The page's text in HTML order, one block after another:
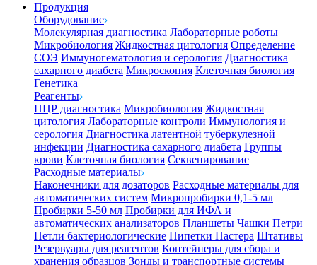
Продукция
Оборудование
Молекулярная диагностика Лабораторные роботы
Микробиология Жидкостная цитология Определение
СОЭ Иммуногематология и серология Диагностика
сахарного диабета Микроскопия Клеточная биология
Генетика
Реагенты
ПЦР диагностика Микробиология Жидкостная
цитология Лабораторные контроли Иммунология и
серология Диагностика латентной туберкулезной
инфекции Диагностика сахарного диабета Группы
крови Клеточная биология Секвенирование
Расходные материалы
Наконечники для дозаторов Расходные материалы для
автоматических систем Микропробирки 0,1-5 мл
Пробирки 5-50 мл Пробирки для ИФА и
автоматических анализаторов Планшеты Чашки Петри
Петли бактериологические Пипетки Пастера Штативы
Резервуары для реагентов Контейнеры для сбора и
хранения образцов Зонды и транспортные системы